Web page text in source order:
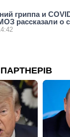
гриппа и
рассказали о